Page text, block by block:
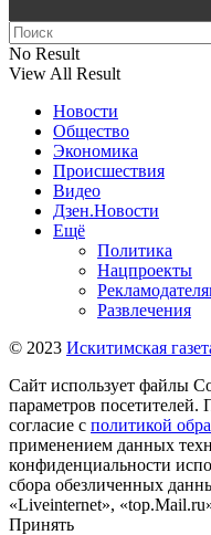
No Result
View All Result
Новости
Общество
Экономика
Происшествия
Видео
Дзен.Новости
Ещё
Политика
Нацпроекты
Развлечения
© 2023 Искитимская
Сайт использует файлы
параметров посетителей.
согласие с политикой
применением данных
конфиденциальности
сбора обезличенных
«Liveinternet»,
Принять